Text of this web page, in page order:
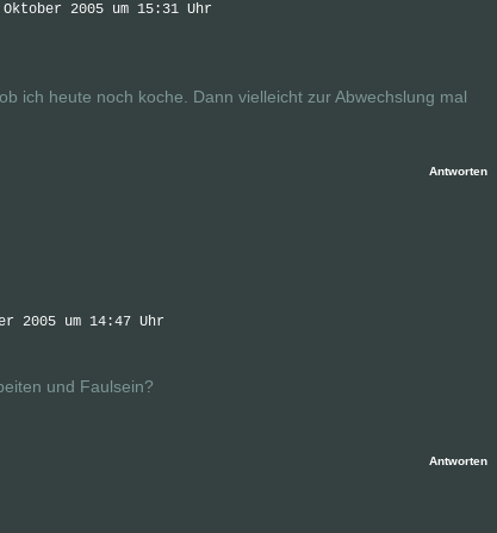
2005 um 15:31 Uhr
ich heute noch koche. Dann vielleicht zur Abwechslung mal
Antworten
2005 um 14:47 Uhr
und Faulsein?
Antworten